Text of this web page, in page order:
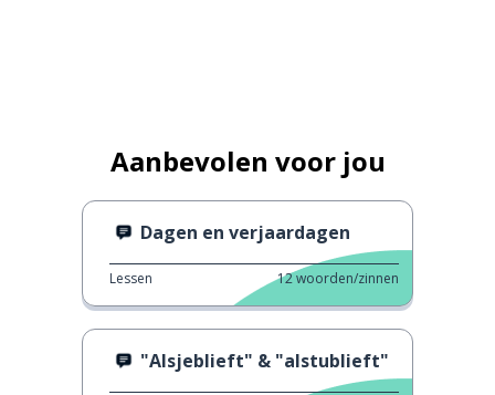
Aanbevolen voor jou
Dagen en verjaardagen
Lessen 12woorden/zinnen
"Alsjeblieft" & "alstublieft"